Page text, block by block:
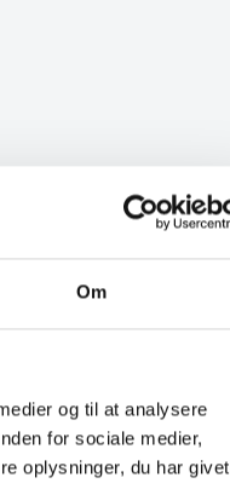
Om
og til at analysere
for sociale medier,
oplysninger, du har givet